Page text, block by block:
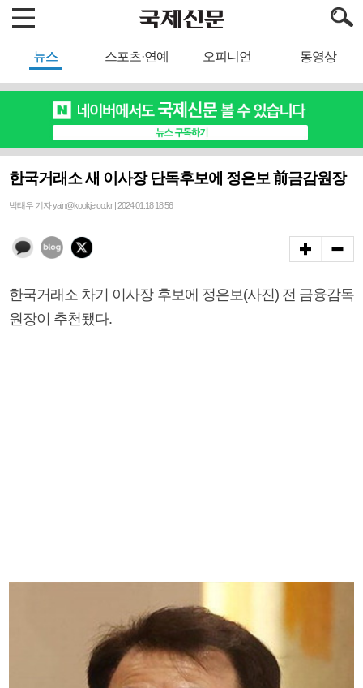
뉴스 스포츠·연예 오피니언 동영상
한국거래소 새 이사장 단독후보에 정은보 前금감원장
박태우 기자 yain@kookje.co.kr | 2024.01.18 18:56
한국거래소 차기 이사장 후보에 정은보(사진) 전 금융감독
원장이 추천됐다.